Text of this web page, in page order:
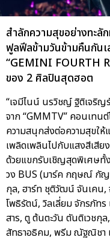
สำลักความสุขอย่างทะลั
ฟูลฟีลข้ามวันข้ามคืนกัน
“GEMINI FOURTH
ของ 2 ศิลปินสุดฮอต
“เจมีไนน์ นรวิชญ์ ฐิติเจริญ
จาก “GMMTV” คอนเทนต์
ความสนุกส่งต่อความสุขใ
เพลิดเพลินไปกับแสงสีเสี
ด้วยแขกรับเชิญสุดพิเศษทั้ง
วง BUS (มาร์ค กฤษณ์ กั
กุล, ฮาร์ท ชุติวัฒน์ จันเคน
โพธิรัตน์, วิลเลี่ยม จักรภั
สาร, ตู ต้นตะวัน ตันติเวช
สัทธาอธิคม, พรีม ณัฐณิชา